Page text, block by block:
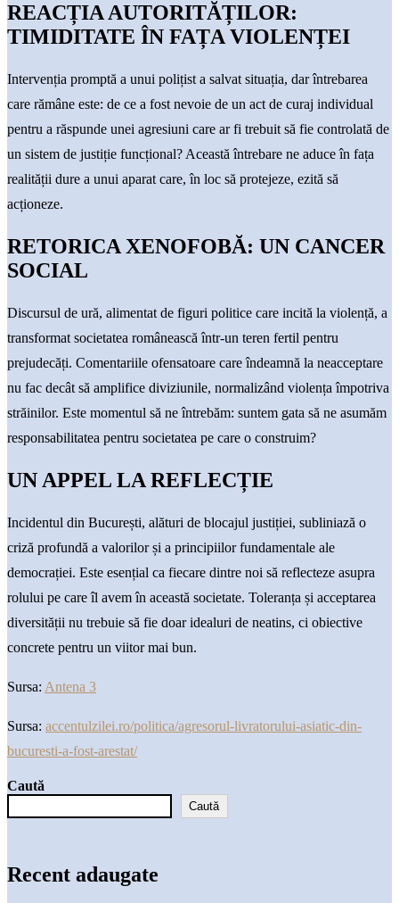
REACȚIA AUTORITĂȚILOR:
TIMIDITATE ÎN FAȚA VIOLENȚEI
Intervenția promptă a unui polițist a salvat situația, dar întrebarea
care rămâne este: de ce a fost nevoie de un act de curaj individual
pentru a răspunde unei agresiuni care ar fi trebuit să fie controlată de
un sistem de justiție funcțional? Această întrebare ne aduce în fața
realității dure a unui aparat care, în loc să protejeze, ezită să
acționeze.
RETORICA XENOFOBĂ: UN CANCER
SOCIAL
Discursul de ură, alimentat de figuri politice care incită la violență, a
transformat societatea românească într-un teren fertil pentru
prejudecăți. Comentariile ofensatoare care îndeamnă la neacceptare
nu fac decât să amplifice diviziunile, normalizând violența împotriva
străinilor. Este momentul să ne întrebăm: suntem gata să ne asumăm
responsabilitatea pentru societatea pe care o construim?
UN APPEL LA REFLECȚIE
Incidentul din București, alături de blocajul justiției, subliniază o
criză profundă a valorilor și a principiilor fundamentale ale
democrației. Este esențial ca fiecare dintre noi să reflecteze asupra
rolului pe care îl avem în această societate. Toleranța și acceptarea
diversității nu trebuie să fie doar idealuri de neatins, ci obiective
concrete pentru un viitor mai bun.
Sursa: Antena 3
Sursa: accentulzilei.ro/politica/agresorul-livratorului-asiatic-din-
bucuresti-a-fost-arestat/
Caută
Caută
Recent adaugate